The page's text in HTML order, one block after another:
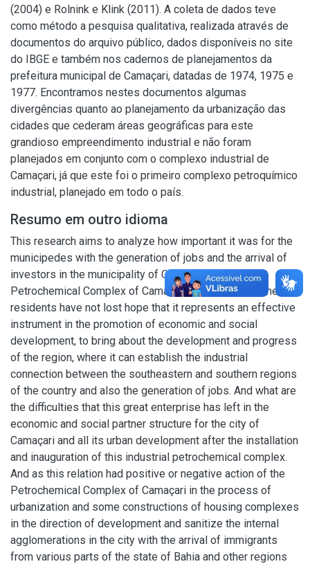
(2004) e Rolnink e Klink (2011). A coleta de dados teve
como método a pesquisa qualitativa, realizada através de
documentos do arquivo público, dados disponíveis no site
do IBGE e também nos cadernos de planejamentos da
prefeitura municipal de Camaçari, datadas de 1974, 1975 e
1977. Encontramos nestes documentos algumas
divergências quanto ao planejamento da urbanização das
cidades que cederam áreas geográficas para este
grandioso empreendimento industrial e não foram
planejados em conjunto com o complexo industrial de
Camaçari, já que este foi o primeiro complexo petroquímico
industrial, planejado em todo o país.
Resumo em outro idioma
This research aims to analyze how important it was for the
municipedes with the generation of jobs and the arrival of
investors in the municipality of Camaçari. The
Petrochemical Complex of Camaçari where many of the
residents have not lost hope that it represents an effective
instrument in the promotion of economic and social
development, to bring about the development and progress
of the region, where it can establish the industrial
connection between the southeastern and southern regions
of the country and also the generation of jobs. And what are
the difficulties that this great enterprise has left in the
economic and social partner structure for the city of
Camaçari and all its urban development after the installation
and inauguration of this industrial petrochemical complex.
And as this relation had positive or negative action of the
Petrochemical Complex of Camaçari in the process of
urbanization and some constructions of housing complexes
in the direction of development and sanitize the internal
agglomerations in the city with the arrival of immigrants
from various parts of the state of Bahia and other regions